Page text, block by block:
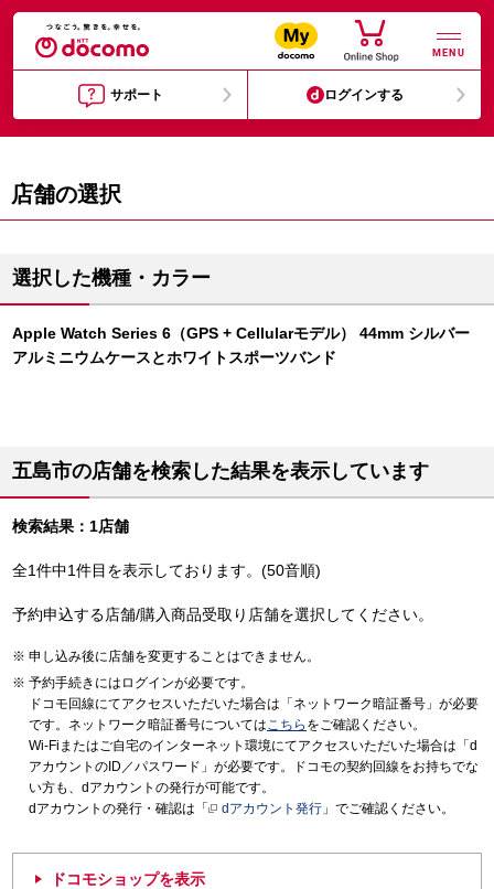
MENU
サポート ログインする
店舗の選択
選択した機種・カラー
Apple Watch Series 6（GPS + Cellularモデル） 44mm シルバー
アルミニウムケースとホワイトスポーツバンド
五島市の店舗を検索した結果を表示しています
検索結果：1店舗
全1件中1件目を表示しております。(50音順)
予約申込する店舗/購入商品受取り店舗を選択してください。
申し込み後に店舗を変更することはできません。
予約手続きにはログインが必要です。
ドコモ回線にてアクセスいただいた場合は「ネットワーク暗証番号」が必要
です。ネットワーク暗証番号についてはこちら をご確認ください。
Wi-Fiまたはご自宅のインターネット環境にてアクセスいただいた場合は「d
アカウントのID／パスワード」が必要です。ドコモの契約回線をお持ちでな
い方も、dアカウントの発行が可能です。
dアカウントの発行・確認は「
dアカウント発行 」でご確認ください。
ドコモショップを表示